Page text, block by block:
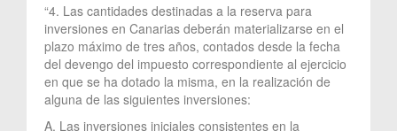
“4. Las cantidades destinadas a la reserva para
inversiones en Canarias deberán materializarse en el
plazo máximo de tres años, contados desde la fecha
del devengo del impuesto correspondiente al ejercicio
en que se ha dotado la misma, en la realización de
alguna de las siguientes inversiones:
A. Las inversiones iniciales consistentes en la